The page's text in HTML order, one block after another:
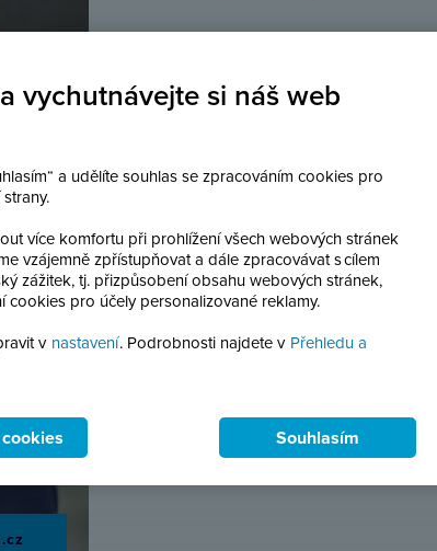
Před příchodem do Patrie
týmu korporátních financí a
zaměřených na finanční analýzy,
podporu dalšího rozvoje
účastnil
působností. Cenné zkušenosti
Vít získal magisterský titul v
Institutu ekonomických studií
studijní program Ekonomie a
titul PhDr.
vychutnávejte si náš web
a udělíte souhlas se zpracováním cookies pro
více komfortu při prohlížení všech webových stránek
vzájemně zpřístupňovat a dále zpracovávat s cílem
zážitek, tj. přizpůsobení obsahu webových stránek,
cookies pro účely personalizované reklamy.
v nastavení. Podrobnosti najdete v Přehledu a
Souhlasím